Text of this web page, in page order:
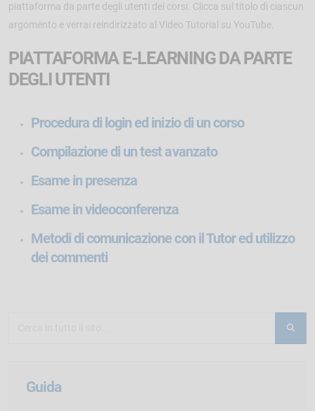
piattaforma da parte degli utenti dei corsi. Clicca sul titolo di ciascun
argomento e verrai reindirizzato al Video Tutorial su YouTube.
PIATTAFORMA E-LEARNING DA PARTE
DEGLI UTENTI
Procedura di login ed inizio di un corso
Compilazione di un test avanzato
Esame in presenza
Esame in videoconferenza
Metodi di comunicazione con il Tutor ed utilizzo
dei commenti
Guida